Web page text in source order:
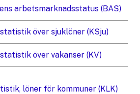
arbetsmarknadsstatus (BAS)
över sjuklöner (KSju)
över vakanser (KV)
löner för kommuner (KLK)